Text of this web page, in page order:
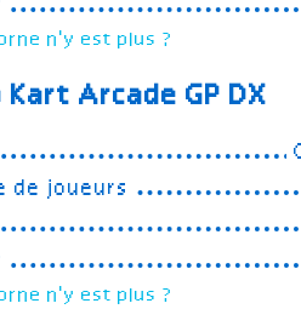
n'y est plus ?
Kart Arcade GP DX
de joueurs
n'y est plus ?